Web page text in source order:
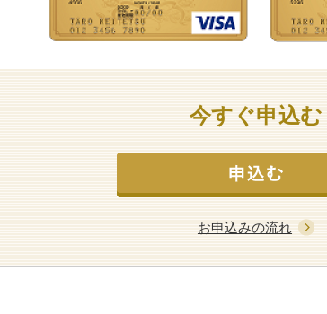
今すぐ申込む
お申込みの流れ